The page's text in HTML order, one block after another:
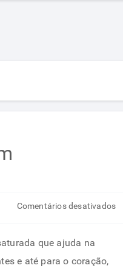
Comentários desativadosem
que ajuda na
e até para o coração,